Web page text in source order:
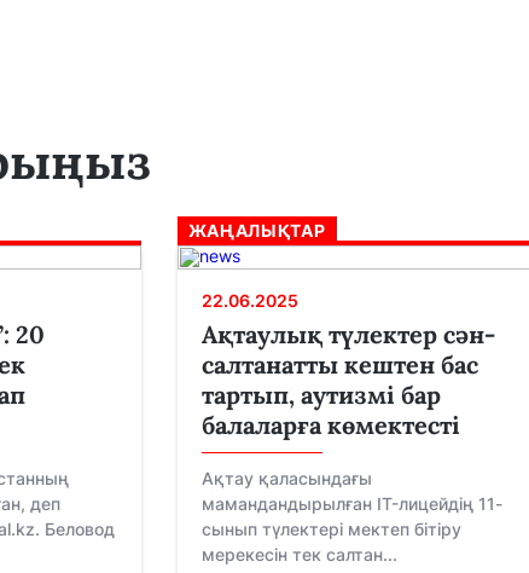
20
деп
Беловод
ЖАҢАЛЫҚТАР
22.06.2025
Ақтаулық түлектер сән-
салтанатты кештен бас
тартып, аутизмі бар
балаларға көмектесті
Ақтау қаласындағы
мамандандырылған IT-лицейдің 11-
сынып түлектері мектеп бітіру
мерекесін тек салтан...